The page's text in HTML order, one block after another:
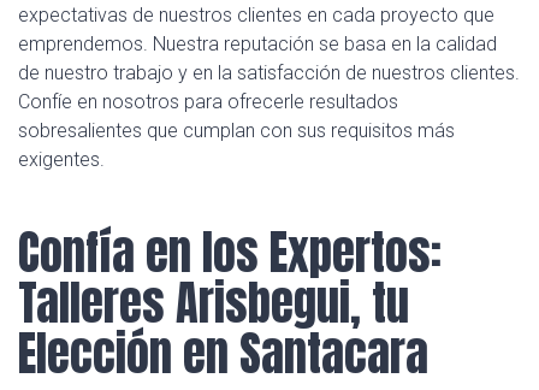
expectativas de nuestros clientes en cada proyecto que
emprendemos. Nuestra reputación se basa en la calidad
de nuestro trabajo y en la satisfacción de nuestros clientes.
Confíe en nosotros para ofrecerle resultados
sobresalientes que cumplan con sus requisitos más
exigentes.
Confía en los Expertos:
Talleres Arisbegui, tu
Elección en Santacara